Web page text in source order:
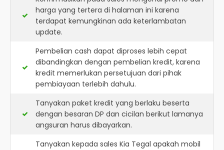
harga yang tertera di halaman ini karena
terdapat kemungkinan ada keterlambatan
update.
Pembelian cash dapat diproses lebih cepat
dibandingkan dengan pembelian kredit, karena
kredit memerlukan persetujuan dari pihak
pembiayaan terlebih dahulu.
Tanyakan paket kredit yang berlaku beserta
dengan besaran DP dan cicilan berikut lamanya
angsuran harus dibayarkan.
Tanyakan kepada sales Kia Tegal apakah mobil